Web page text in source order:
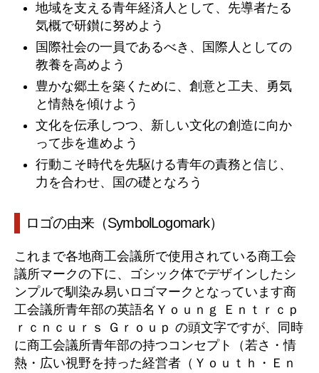
地域を支える青年経済人として、先導者たる
気概で研鑚に努めよう
国際社会の一員であるべき、国際人としての
教養を高めよう
豊かな郷土を築くために、創意と工夫、勇気
と情熱を傾けよう
文化を伝承しつつ、新しい文化の創造に向か
って歩を進めよう
行動こそ時代を先駆ける青年の責務と信じ、
力を合わせ、国の礎となろう
ロゴの由来（SymbolLogomark）
これまで各地商工会議所で使用されている商工会
議所マークの下に、ゴシック体でデザインしたシ
ンプルで馴染み易いロゴマークとなっています商
工会議所青年部の英語名Ｙｏｕｎｇ Ｅｎｔｒｃｐ
ｒｃｎｃｕｒｓ Ｇｒｏｕｐ の頭文字ですが、同時
に商工会議所青年部の持つコンセプト（若さ・情
熱・広い視野を持った経営者（Ｙｏｕｔｈ・Ｅｎ